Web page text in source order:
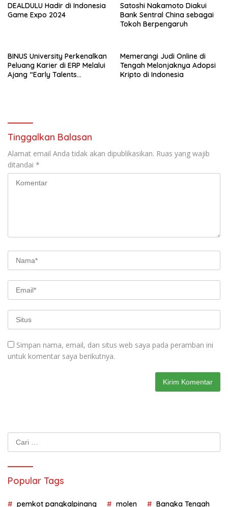
DEALDULU Hadir di Indonesia
Game Expo 2024
Satoshi Nakamoto Diakui
Bank Sentral China sebagai
Tokoh Berpengaruh
BINUS University Perkenalkan
Peluang Karier di ERP Melalui
Ajang “Early Talents
Memerangi Judi Online di
Tengah Melonjaknya Adopsi
Kripto di Indonesia
Tinggalkan Balasan
Alamat email Anda tidak akan dipublikasikan. Ruas yang wajib
ditandai *
Simpan nama, email, dan situs web saya pada peramban ini
untuk komentar saya berikutnya.
Cari
untuk:
Popular Tags
pemkot pangkalpinang molen Bangka Tengah